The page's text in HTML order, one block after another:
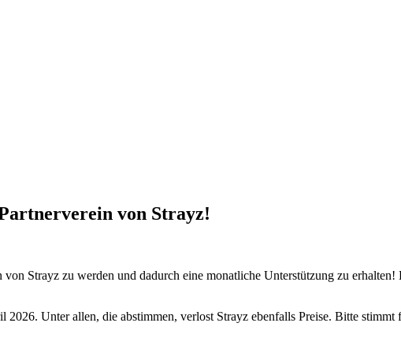
von Strayz!
Strayz zu werden und dadurch eine monatliche Unterstützung zu erhalten!
Unter allen, die abstimmen, verlost Strayz ebenfalls Preise. Bitte